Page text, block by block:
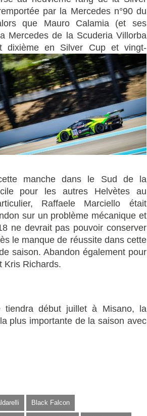
par la Mercedes n°90 du
que Mauro Calamia (et ses
Mercedes de la Scuderia Villorba
dixième en Silver Cup et vingt-
manche dans le Sud de la
pour les autres Helvètes au
Raffaele Marciello était
sur un problème mécanique et
ne devrait pas pouvoir conserver
le manque de réussite dans cette
saison. Abandon également pour
Kris Richards.
début juillet à Misano, la
plus importante de la saison avec
Black Falcon